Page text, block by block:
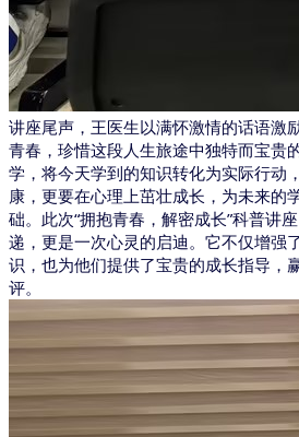
讲座尾声，王医生以满怀激情的话语激
青春，珍惜这段人生旅途中独特而宝贵
学，将今天学到的知识转化为实际行动
康，更要在心理上茁壮成长，为未来的
础。 此次“拥抱青春，解密成长”科普讲
递，更是一次心灵的启迪。它不仅增强
识，也为他们提供了宝贵的成长指导，
评。